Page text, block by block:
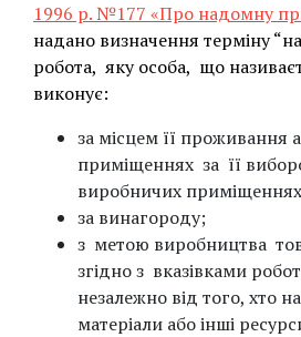
1996 р. №177 «Про надомну
надано визначення терміну
робота, яку особа, що
виконує:
за місцем її проживання
приміщеннях за її
виробничих
за винагороду;
з метою виробництва
згідно з вказівками
незалежно від того, хто
матеріали або інші